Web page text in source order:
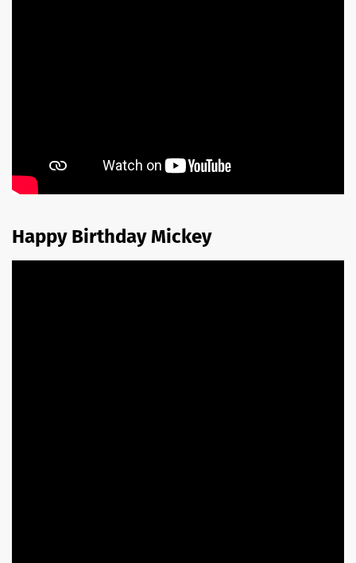
Happy Birthday Mickey